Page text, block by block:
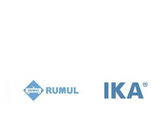
Мы созданы для